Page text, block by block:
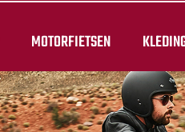
MOTORFIETSEN